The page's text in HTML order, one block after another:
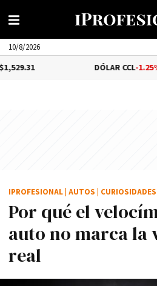
10/8/2026
-1.25%$1,556.14
Por qué el
auto no marca la
real
IPROFESIONAL AUTOS CURIOSIDADES